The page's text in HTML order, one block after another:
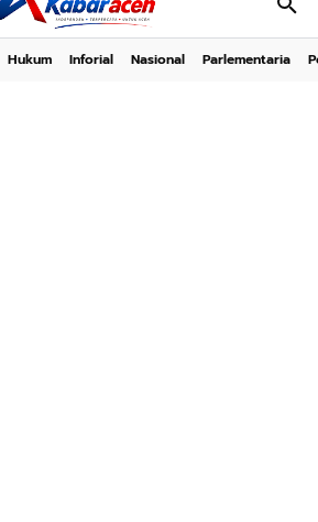
Hukum Inforial Nasional Parlementaria